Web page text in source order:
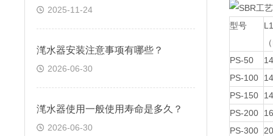
2025-11-24
滗水器安装注意事项有哪些？
2026-06-30
滗水器使用一般使用寿命是多久？
2026-06-30
型号
L1
PS-50
PS-100
PS-150
PS-200
PS-300